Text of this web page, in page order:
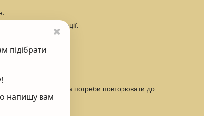
без постпігментації.
очищену шкіру. За потреби повторювати до
Unstress.
підібрати
напишу вам